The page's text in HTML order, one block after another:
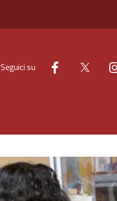
Seguici su